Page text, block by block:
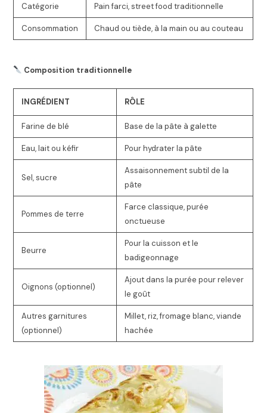
Catégorie Pain farci, street food traditionnelle
Consommation Chaud ou tiède, à la main ou au couteau
Composition traditionnelle
INGRÉDIENT RÔLE
Farine de blé Base de la pâte à galette
Eau, lait ou kéfir Pour hydrater la pâte
Sel, sucre
Assaisonnement subtil de la
pâte
Pommes de terre
Farce classique, purée
onctueuse
Beurre
Pour la cuisson et le
badigeonnage
Oignons (optionnel)
Ajout dans la purée pour relever
le goût
Autres garnitures
(optionnel)
Millet, riz, fromage blanc, viande
hachée